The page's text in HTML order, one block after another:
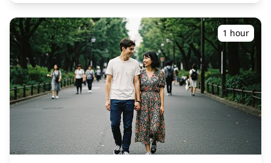
和当地特色美食 ・在当地导游的带领下，参观2-3个场所，如
小吃摊、居酒屋或酒吧 ◆费用不包含 ・酒店接送 ・小费 ・交
通费 ・旅游费用不包含的额外饮品或餐点 ・个人消费或购物
◆附加信息 ・本次旅行最多可容纳8名参与者。 ・儿童必须由
成人陪同。 ・仅向20岁及以上的参与者提供酒精饮品（日本法
定饮酒年龄）。 ・请注意，餐点是在Holiday Travel以外的厨
房准备的，因此我们无法保证无过敏餐点或满足饮食限制。 ◆
茨城县 – 美食与夜生活 水户站地区是茨城县最大的夜生活中
心，遍布居酒屋和小吃吧，您可以在这里品尝饮品和当地特色
菜肴，如纳豆料理和鮟鱇鱼火锅。筑波作为一座科学城市，拥
有更国际化的氛围，酒吧和休闲居酒屋深受外国游客的欢迎。
在土浦和日立等港口城镇，海鲜居酒屋提供超新鲜的渔获和当
地清酒。 在靠近东京的通勤城镇古河和取手，休闲的酒馆街吸
1 hour